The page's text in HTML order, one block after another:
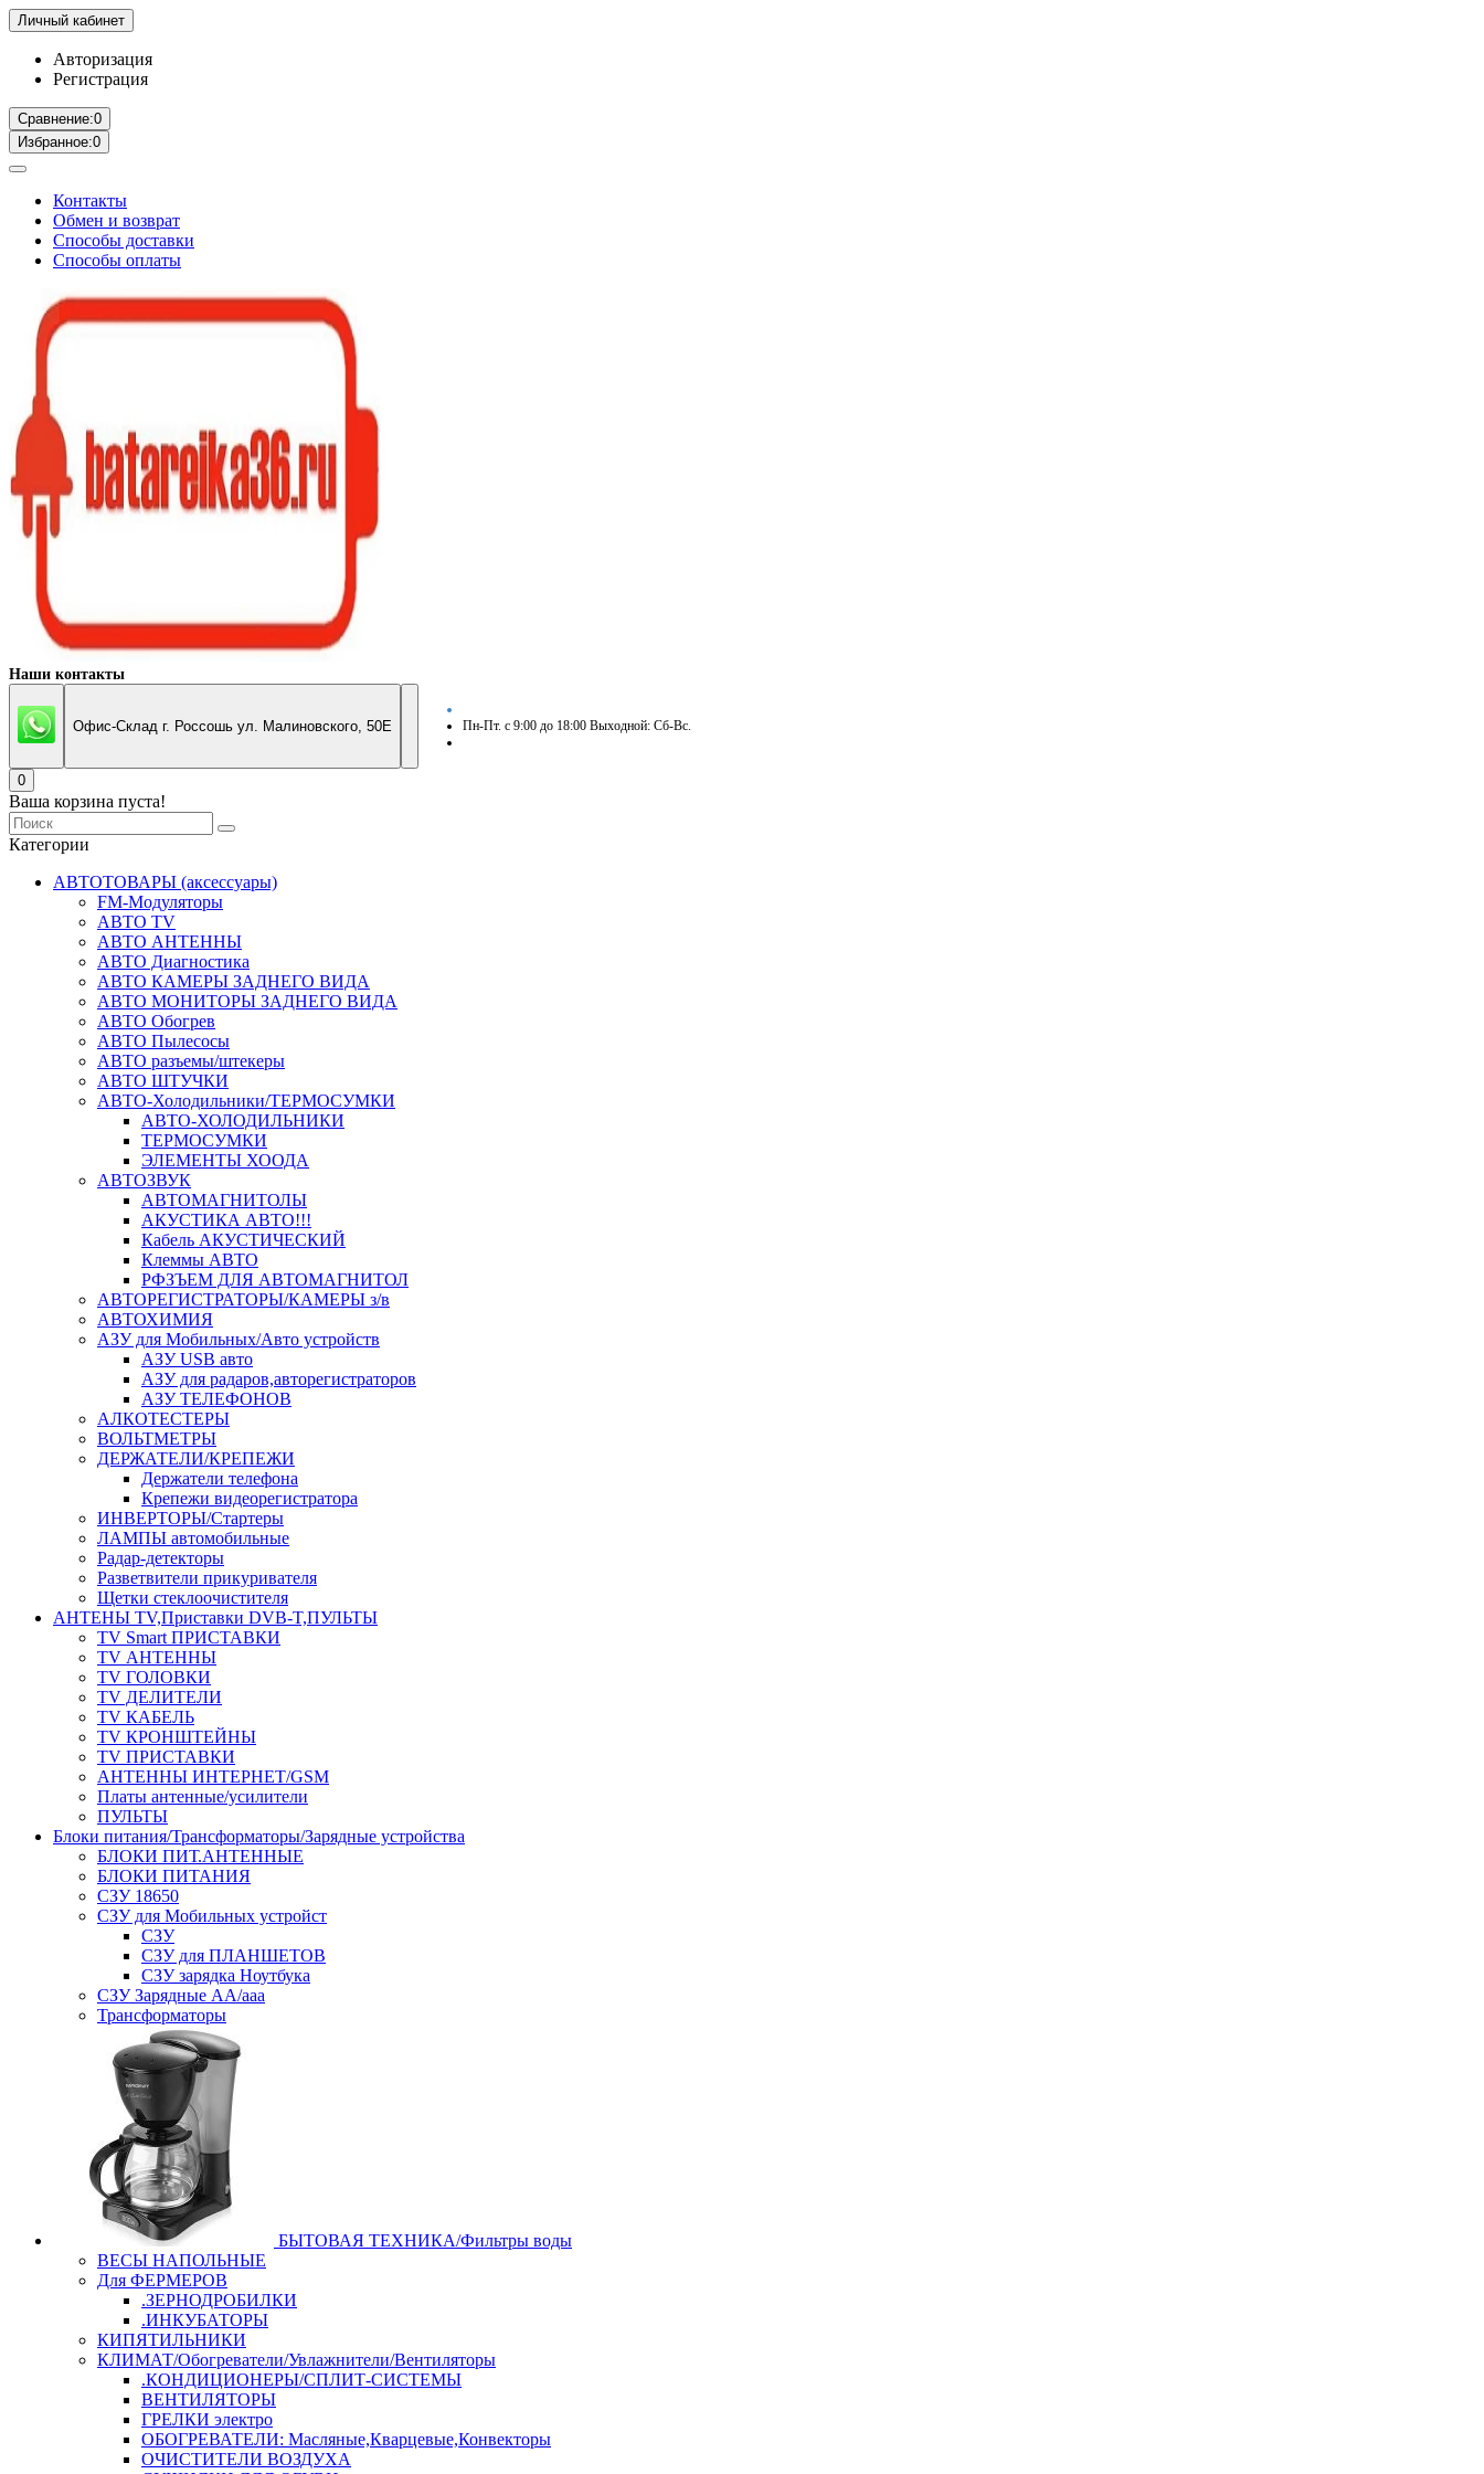
Личный кабинет
Авторизация
Регистрация
Сравнение:0
Избранное:0
Контакты
Обмен и возврат
Способы доставки
Способы оплаты
Наши контакты
Офис-Склад г. Россошь ул. Малиновского, 50Е Пн-Пт. с 9:00 до 18:00 Выходной: Сб-Вс.
0
Ваша корзина пуста!
Категории
АВТОТОВАРЫ (аксессуары)
FM-Модуляторы
АВТО TV
АВТО АНТЕННЫ
АВТО Диагностика
АВТО КАМЕРЫ ЗАДНЕГО ВИДА
АВТО МОНИТОРЫ ЗАДНЕГО ВИДА
АВТО Обогрев
АВТО Пылесосы
АВТО разъемы/штекеры
АВТО ШТУЧКИ
АВТО-Холодильники/ТЕРМОСУМКИ
АВТО-ХОЛОДИЛЬНИКИ
ТЕРМОСУМКИ
ЭЛЕМЕНТЫ ХООДА
АВТОЗВУК
АВТОМАГНИТОЛЫ
АКУСТИКА АВТО!!!
Кабель АКУСТИЧЕСКИЙ
Клеммы АВТО
РФЗЪЕМ ДЛЯ АВТОМАГНИТОЛ
АВТОРЕГИСТРАТОРЫ/КАМЕРЫ з/в
АВТОХИМИЯ
АЗУ для Мобильных/Авто устройств
АЗУ USB авто
АЗУ для радаров,авторегистраторов
АЗУ ТЕЛЕФОНОВ
АЛКОТЕСТЕРЫ
ВОЛЬТМЕТРЫ
ДЕРЖАТЕЛИ/КРЕПЕЖИ
Держатели телефона
Крепежи видеорегистратора
ИНВЕРТОРЫ/Стартеры
ЛАМПЫ автомобильные
Радар-детекторы
Разветвители прикуривателя
Щетки стеклоочистителя
АНТЕНЫ ТV,Приставки DVB-T,ПУЛЬТЫ
TV Smart ПРИСТАВКИ
TV АНТЕННЫ
TV ГОЛОВКИ
TV ДЕЛИТЕЛИ
TV КАБЕЛЬ
TV КРОНШТЕЙНЫ
TV ПРИСТАВКИ
АНТЕННЫ ИНТЕРНЕТ/GSM
Платы антенные/усилители
ПУЛЬТЫ
Блоки питания/Трансформаторы/Зарядные устройства
БЛОКИ ПИТ.АНТЕННЫЕ
БЛОКИ ПИТАНИЯ
СЗУ 18650
СЗУ для Мобильных устройст
СЗУ
СЗУ для ПЛАНШЕТОВ
СЗУ зарядка Ноутбука
СЗУ Зарядные АА/ааа
Трансформаторы
БЫТОВАЯ ТЕХНИКА/Фильтры воды
ВЕСЫ НАПОЛЬНЫЕ
Для ФЕРМЕРОВ
.ЗЕРНОДРОБИЛКИ
.ИНКУБАТОРЫ
КИПЯТИЛЬНИКИ
КЛИМАТ/Обогреватели/Увлажнители/Вентиляторы
.КОНДИЦИОНЕРЫ/СПЛИТ-СИСТЕМЫ
ВЕНТИЛЯТОРЫ
ГРЕЛКИ электро
ОБОГРЕВАТЕЛИ: Масляные,Кварцевые,Конвекторы
ОЧИСТИТЕЛИ ВОЗДУХА